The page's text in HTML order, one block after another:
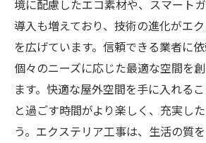
境に配慮したエコ素材や、スマート
導入も増えており、技術の進化がエ
を広げています。信頼できる業者に依
個々のニーズに応じた最適な空間を
ます。快適な屋外空間を手に入れる
と過ごす時間がより楽しく、充実し
う。エクステリア工事は、生活の質